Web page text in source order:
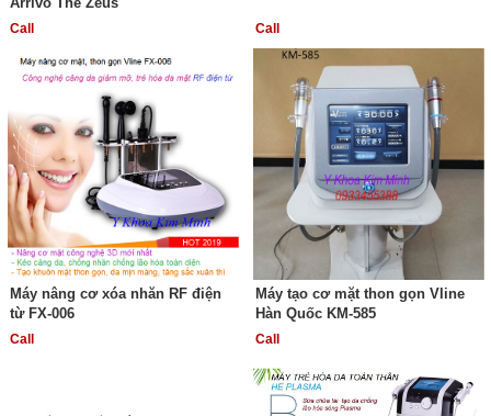
Call Call
Máy nâng cơ xóa nhăn RF điện
từ FX-006
Call
Máy tạo cơ mặt thon gọn Vline
Hàn Quốc KM-585
Call